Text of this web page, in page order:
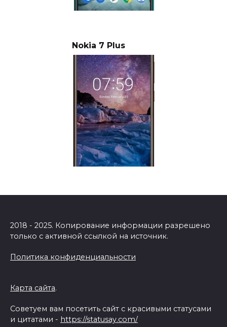
Nokia 7 Plus
2018 - 2025. Копирование информации разрешено
только с активной ссылкой на источник.
Политика конфиденциальности
Карта сайта.
Советуем вам посетить сайт с красивыми статусами
и цитатами - https://statusay.com/